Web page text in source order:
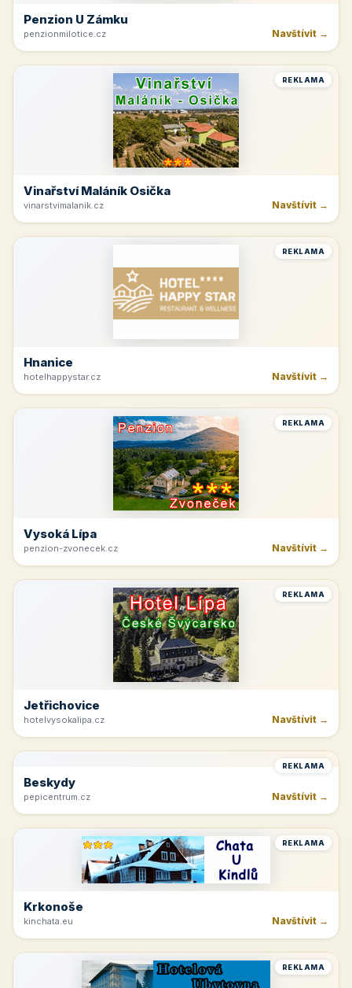
Penzion U Zámku
penzionmilotice.cz Navštívit →
REKLAMA
Vinařství Maláník Osička
vinarstvimalanik.cz Navštívit →
REKLAMA
Hnanice
hotelhappystar.cz Navštívit →
REKLAMA
Vysoká Lípa
penzion-zvonecek.cz Navštívit →
REKLAMA
Jetřichovice
hotelvysokalipa.cz Navštívit →
REKLAMA
Navštívit →
REKLAMA